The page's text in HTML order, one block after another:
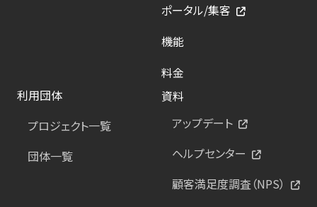
ポータル/集客
機能
料金
利用団体
プロジェクト一覧
団体一覧
資料
アップデート
ヘルプセンター
顧客満足度調査（NPS）